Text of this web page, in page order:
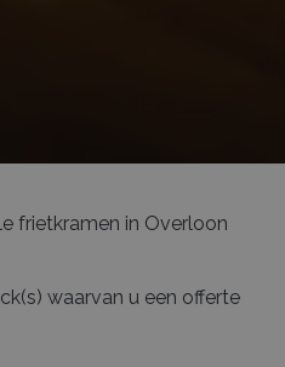
frietkramen in Overloon
waarvan u een offerte